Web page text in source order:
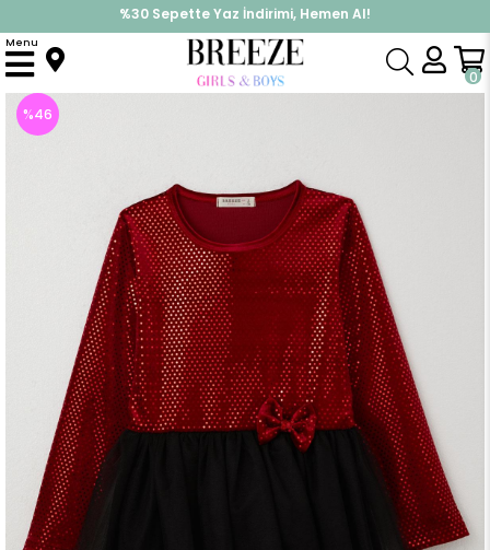
İndirimlere ek %10 İndirimi Kap, Hemen Üye Ol!
0
Menu
Anasayfa Elbise Modelleri Uzun Kol Elbise
%46